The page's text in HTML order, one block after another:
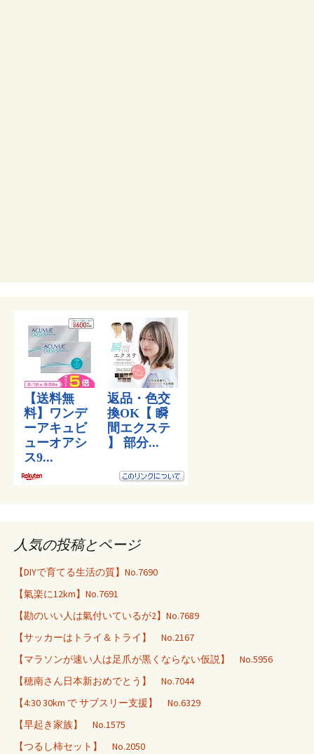
人気の投稿とページ
【DIYで育てる生活の質】No.7690
【氣楽に12km】No.7691
【勘のいい人は氣付いているが2】No.7689
【サッカーはトライ＆トライ】 No.2167
【マラソンが速い人は足爪が黒くならない仮説】 No.5956
【穂南さん日本新おめでとう】 No.7044
【4:30 30km で サブスリー支援】 No.6329
【早起き家族】 No.1575
【つるし柿セット】 No.2050